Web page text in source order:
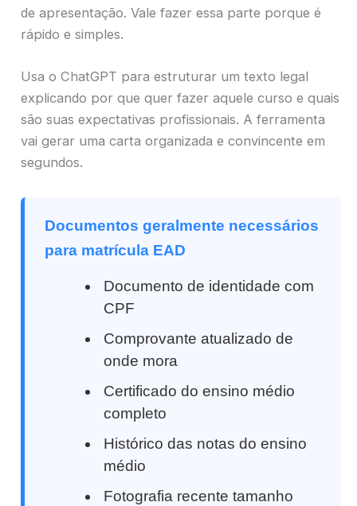
de apresentação. Vale fazer essa parte porque é
rápido e simples.
Usa o ChatGPT para estruturar um texto legal
explicando por que quer fazer aquele curso e quais
são suas expectativas profissionais. A ferramenta
vai gerar uma carta organizada e convincente em
segundos.
Documentos geralmente necessários
para matrícula EAD
Documento de identidade com
CPF
Comprovante atualizado de
onde mora
Certificado do ensino médio
completo
Histórico das notas do ensino
médio
Fotografia recente tamanho